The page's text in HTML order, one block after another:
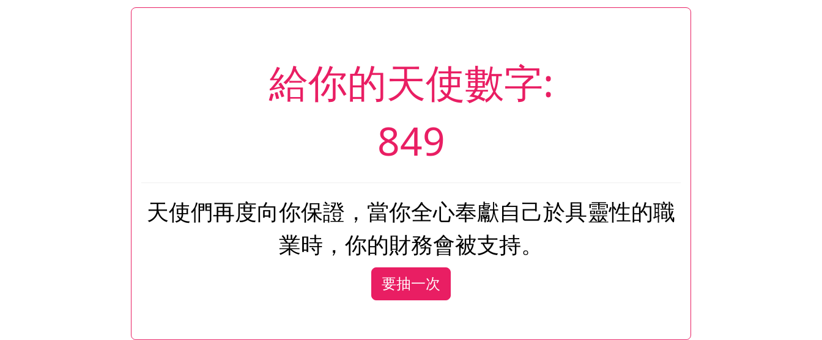
給你的天使數字:
849
天使們再度向你保證，當你全心奉獻自己於具靈性的職
業時，你的財務會被支持。
要抽一次